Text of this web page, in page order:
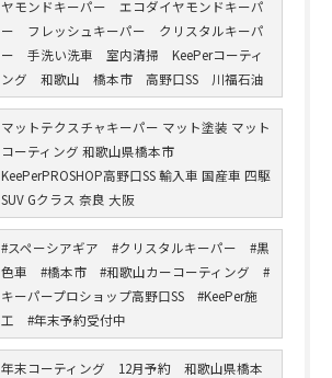
ヤモンドキーパー エコダイヤモンドキーパ
ー フレッシュキーパー クリスタルキーパ
ー 手洗い洗車 室内清掃 KeePerコーティ
ング 和歌山 橋本市 高野口SS 川福石油
マットテクスチャキーパー マット塗装 マット
コーティング 和歌山県橋本市
KeePerPROSHOP高野口SS 輸入車 国産車 四駆
SUV Gクラス 奈良 大阪
#スペーシアギア #クリスタルキーパー #黒
色車 #橋本市 #和歌山カーコーティング #
キーパープロショップ高野口SS #KeePer施
工 #年末予約受付中
年末コーティング 12月予約 和歌山県橋本